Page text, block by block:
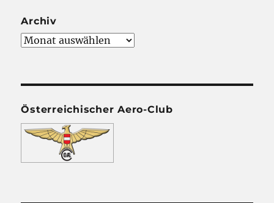
Archiv
Archiv
Österreichischer Aero-Club